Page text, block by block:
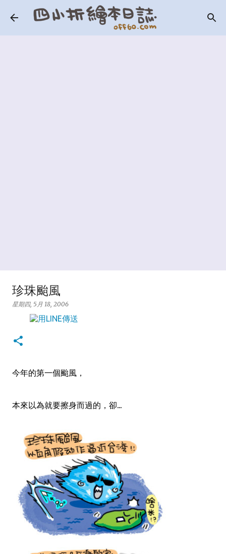
跳到主要內容
珍珠颱風
星期四, 5月 18, 2006
今年的第一個颱風，
本來以為就要擦身而過的，卻...